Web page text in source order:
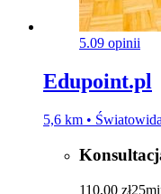
5.09 opinii
Edupoint.pl
5,6 km •
110,00 zł